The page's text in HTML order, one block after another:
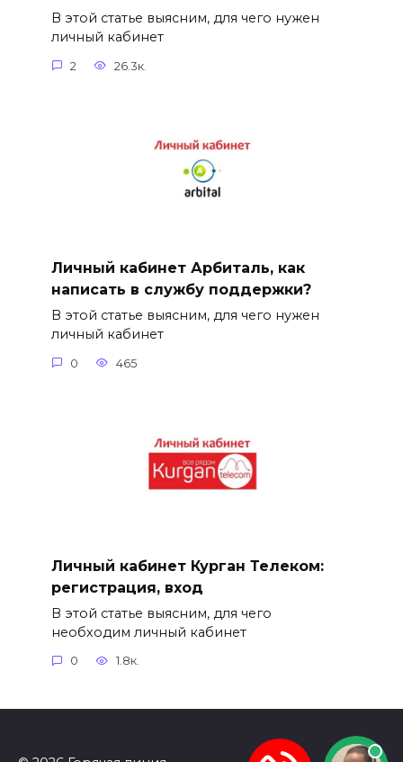
В этой статье выясним, для чего нужен
личный кабинет
2 26.3к.
Личный кабинет Арбиталь, как
написать в службу поддержки?
В этой статье выясним, для чего нужен
личный кабинет
0 465
Личный кабинет Курган Телеком:
регистрация, вход
В этой статье выясним, для чего
необходим личный кабинет
0 1.8к.